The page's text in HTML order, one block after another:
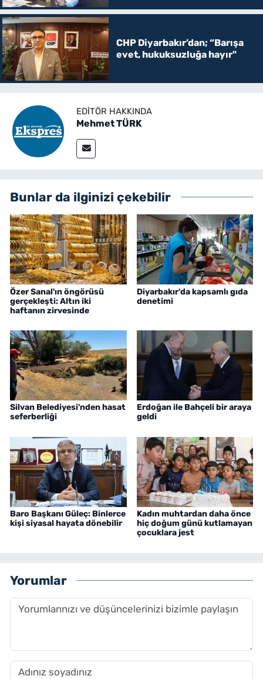
CHP Diyarbakır’dan; “Barışa
evet, hukuksuzluğa hayır"
EDITÖR HAKKINDA
Mehmet TÜRK
Bunlar da ilginizi çekebilir
Özer Sanal'ın öngörüsü
gerçekleşti: Altın iki
haftanın zirvesinde
Diyarbakır'da kapsamlı gıda
denetimi
Silvan Belediyesi'nden hasat
seferberliği
Erdoğan ile Bahçeli bir araya
geldi
Baro Başkanı Güleç: Binlerce
kişi siyasal hayata dönebilir
Kadın muhtardan daha önce
hiç doğum günü kutlamayan
çocuklara jest
Yorumlar